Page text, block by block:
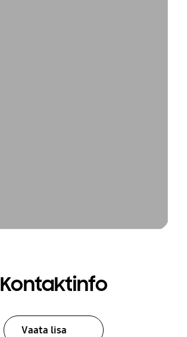
Kontaktinfo
Vaata lisa